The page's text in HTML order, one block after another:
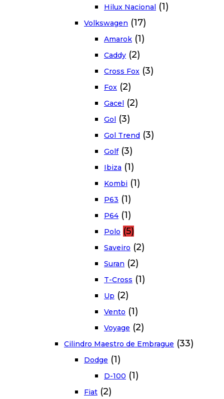
Hilux Nacional (1)
Volkswagen (17)
Amarok (1)
Caddy (2)
Cross Fox (3)
Fox (2)
Gacel (2)
Gol (3)
Gol Trend (3)
Golf (3)
Ibiza (1)
Kombi (1)
P63 (1)
P64 (1)
Polo (5)
Saveiro (2)
Suran (2)
T-Cross (1)
Up (2)
Vento (1)
Voyage (2)
Cilindro Maestro de Embrague (33)
Dodge (1)
D-100 (1)
Fiat (2)